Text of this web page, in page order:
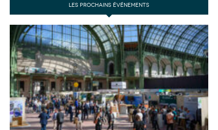
LES PROCHAINS ÉVÉNEMENTS